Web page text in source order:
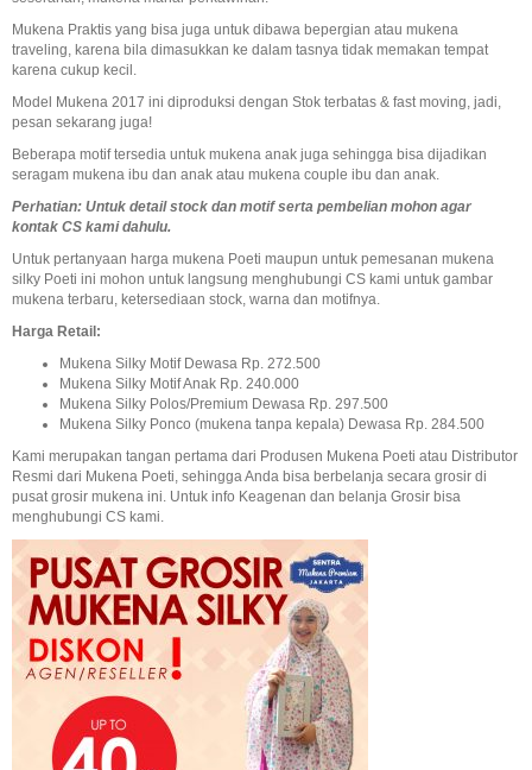
Mukena Praktis yang bisa juga untuk dibawa bepergian atau mukena
traveling, karena bila dimasukkan ke dalam tasnya tidak memakan tempat
karena cukup kecil.
Model Mukena 2017 ini diproduksi dengan Stok terbatas & fast moving, jadi,
pesan sekarang juga!
Beberapa motif tersedia untuk mukena anak juga sehingga bisa dijadikan
seragam mukena ibu dan anak atau mukena couple ibu dan anak.
Perhatian: Untuk detail stock dan motif serta pembelian mohon agar
kontak CS kami dahulu.
Untuk pertanyaan harga mukena Poeti maupun untuk pemesanan mukena
silky Poeti ini mohon untuk langsung menghubungi CS kami untuk gambar
mukena terbaru, ketersediaan stock, warna dan motifnya.
Harga Retail:
Mukena Silky Motif Dewasa Rp. 272.500
Mukena Silky Motif Anak Rp. 240.000
Mukena Silky Polos/Premium Dewasa Rp. 297.500
Mukena Silky Ponco (mukena tanpa kepala) Dewasa Rp. 284.500
Kami merupakan tangan pertama dari Produsen Mukena Poeti atau Distributor
Resmi dari Mukena Poeti, sehingga Anda bisa berbelanja secara grosir di
pusat grosir mukena ini. Untuk info Keagenan dan belanja Grosir bisa
menghubungi CS kami.